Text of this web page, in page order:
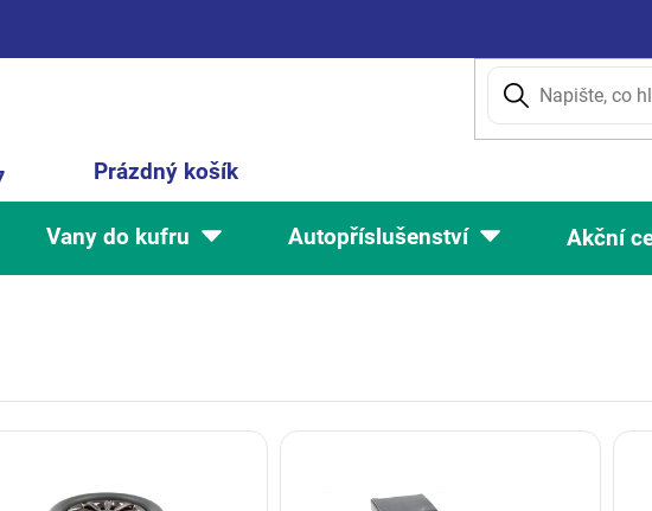
Nákupní
košík
Prázdný košík
Vany do kufru Autopříslušenství Akční